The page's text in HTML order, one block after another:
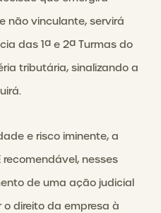
não vinculante, servirá
das 1ª e 2ª Turmas do
tributária, sinalizando a
e risco iminente, a
nesses
de uma ação judicial
direito da empresa à